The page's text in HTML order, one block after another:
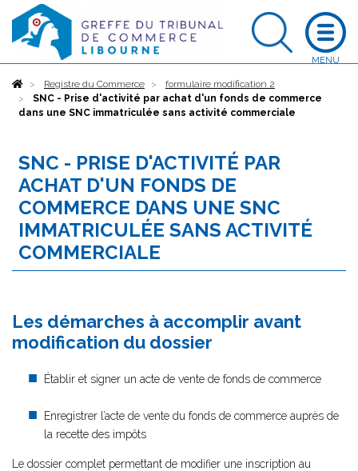
AccueilRegistre du Commerce
formulaire modification 2
SNC - Prise d'activité par achat d'un fonds de commerce
dans une SNC immatriculée sans activité commerciale
SNC - PRISE D'ACTIVITÉ PAR
ACHAT D'UN FONDS DE
COMMERCE DANS UNE SNC
IMMATRICULÉE SANS ACTIVITÉ
COMMERCIALE
Les démarches à accomplir avant
modification du dossier
Établir et signer un acte de vente de fonds de commerce
Enregistrer l’acte de vente du fonds de commerce auprès de
la recette des impôts
Le dossier complet permettant de modifier une inscription au